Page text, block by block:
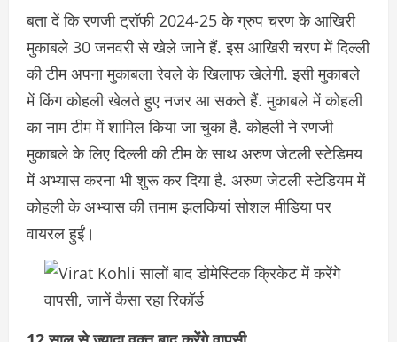
बता दें कि रणजी ट्रॉफी 2024-25 के ग्रुप चरण के आखिरी
मुकाबले 30 जनवरी से खेले जाने हैं. इस आखिरी चरण में दिल्ली
की टीम अपना मुकाबला रेवले के खिलाफ खेलेगी. इसी मुकाबले
में किंग कोहली खेलते हुए नजर आ सकते हैं. मुकाबले में कोहली
का नाम टीम में शामिल किया जा चुका है. कोहली ने रणजी
मुकाबले के लिए दिल्ली की टीम के साथ अरुण जेटली स्टेडिमय
में अभ्यास करना भी शुरू कर दिया है. अरुण जेटली स्टेडियम में
कोहली के अभ्यास की तमाम झलकियां सोशल मीडिया पर
वायरल हुईं।